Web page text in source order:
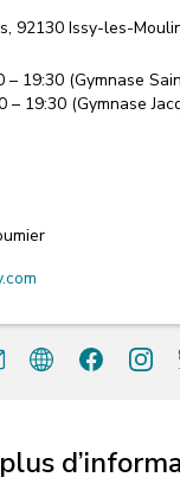
92130 Issy-les-
– 19:30 (Gymnase
– 19:30 (Gymnase